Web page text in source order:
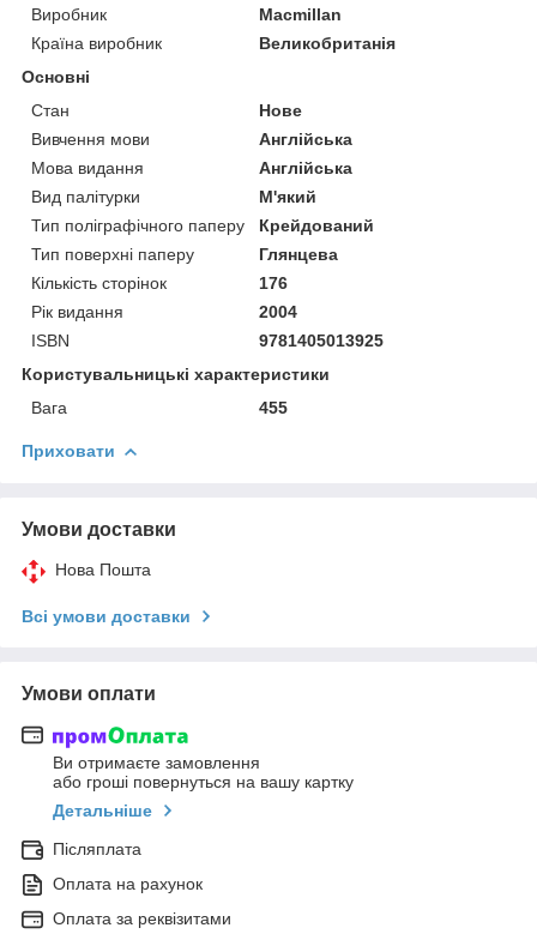
Виробник
Macmillan
Країна виробник
Великобританія
Основні
Стан
Нове
Вивчення мови
Англійська
Мова видання
Англійська
Вид палітурки
М'який
Тип поліграфічного паперу
Крейдований
Тип поверхні паперу
Глянцева
Кількість сторінок
176
Рік видання
2004
ISBN
9781405013925
Користувальницькі характеристики
Вага
455
Приховати
Умови доставки
Нова Пошта
Всі умови доставки
Умови оплати
Ви отримаєте замовлення
або гроші повернуться на вашу картку
Детальніше
Післяплата
Оплата на рахунок
Оплата за реквізитами